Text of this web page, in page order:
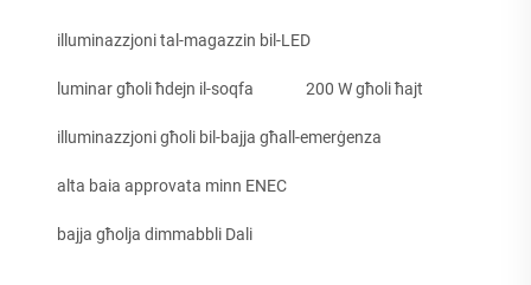
illuminazzjoni tal-magazzin bil-LED
luminar għoli ħdejn il-soqfa 200 W għoli ħajt
illuminazzjoni għoli bil-bajja għall-emerġenza
alta baia approvata minn ENEC
bajja għolja dimmabbli Dali